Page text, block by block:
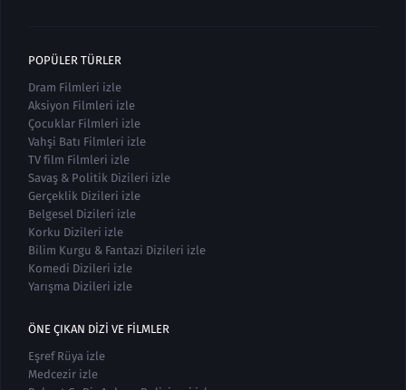
POPÜLER TÜRLER
Dram Filmleri izle
Aksiyon Filmleri izle
Çocuklar Filmleri izle
Vahşi Batı Filmleri izle
TV film Filmleri izle
Savaş & Politik Dizileri izle
Gerçeklik Dizileri izle
Belgesel Dizileri izle
Korku Dizileri izle
Bilim Kurgu & Fantazi Dizileri izle
Komedi Dizileri izle
Yarışma Dizileri izle
ÖNE ÇIKAN DIZI VE FILMLER
Eşref Rüya izle
Medcezir izle